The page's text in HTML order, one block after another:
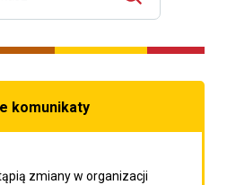
komunikaty
zmiany w organizacji